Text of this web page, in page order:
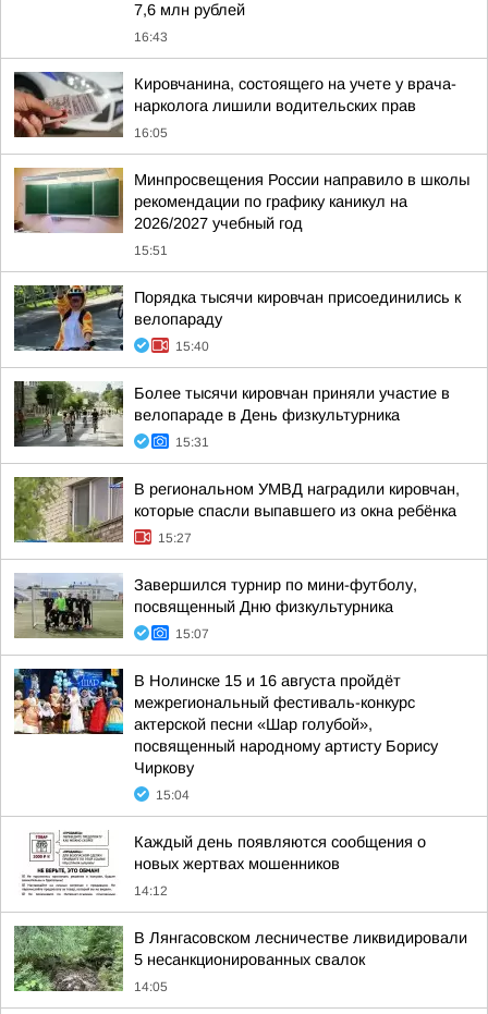
7,6 млн рублей
16:43
Кировчанина, состоящего на учете у врача-
нарколога лишили водительских прав
16:05
Минпросвещения России направило в школы
рекомендации по графику каникул на
2026/2027 учебный год
15:51
Порядка тысячи кировчан присоединились к
велопараду
15:40
Более тысячи кировчан приняли участие в
велопараде в День физкультурника
15:31
В региональном УМВД наградили кировчан,
которые спасли выпавшего из окна ребёнка
15:27
Завершился турнир по мини-футболу,
посвященный Дню физкультурника
15:07
В Нолинске 15 и 16 августа пройдёт
межрегиональный фестиваль-конкурс
актерской песни «Шар голубой»,
посвященный народному артисту Борису
Чиркову
15:04
Каждый день появляются сообщения о
новых жертвах мошенников
14:12
В Лянгасовском лесничестве ликвидировали
5 несанкционированных свалок
14:05